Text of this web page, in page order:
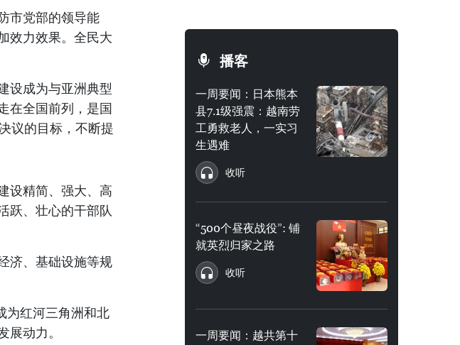
市党部的领导能
效力效果。全民大
设成为与亚洲典型
在全国前列，是国
议的目标，不断提
设精简、强大、高
跃、壮心的干部队
济、基础设施等规
为红河三角洲和北
动力。
播客
一周要闻：日本熊本
县7.1级强震：越南劳
工勇救老人，一实习
生遇难
收听
“500个昼夜战役”: 铺
就英烈归家之路
收听
一周要闻：越共第十